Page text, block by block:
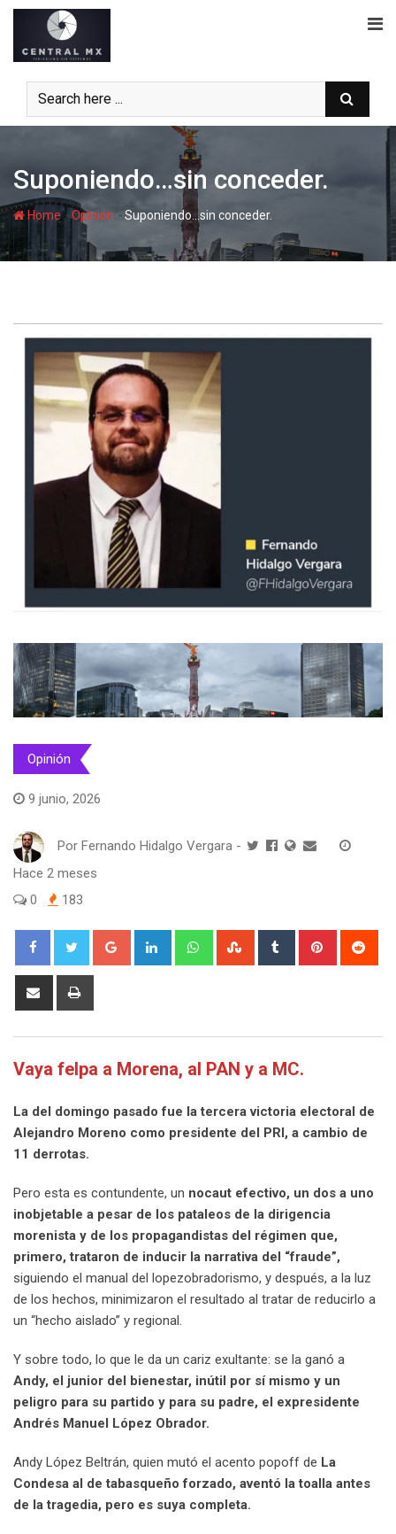
Skip
content
Suponiendo…sin conceder.
Home-Opinión -Suponiendo…sin conceder.
Opinión
9 junio, 2026
Por Fernando Hidalgo Vergara -
Hace 2 meses
0
183
Google+ LinkedIn WhatsappStumbleUpon
Tumblr Pinterest
Share
Vaya felpa a Morena, al PAN y a MC.
La del domingo pasado fue la tercera victoria electoral de
Alejandro Moreno como presidente del PRI, a cambio de
11 derrotas.
Pero esta es contundente, un nocaut efectivo, un dos a uno
inobjetable a pesar de los pataleos de la dirigencia
morenista y de los propagandistas del régimen que,
primero, trataron de inducir la narrativa del “fraude”,
siguiendo el manual del lopezobradorismo, y después, a la luz
de los hechos, minimizaron el resultado al tratar de reducirlo a
un “hecho aislado” y regional.
Y sobre todo, lo que le da un cariz exultante: se la ganó a
Andy, el junior del bienestar, inútil por sí mismo y un
peligro para su partido y para su padre, el expresidente
Andrés Manuel López Obrador.
Andy López Beltrán, quien mutó el acento popoff de La
Condesa al de tabasqueño forzado, aventó la toalla antes
de la tragedia, pero es suya completa.